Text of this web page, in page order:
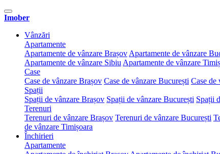
Imober
Vânzări
Apartamente
Apartamente de vânzare Brașov Apartamente de vânzare
Apartamente de vânzare Sibiu Apartamente de vânzare
Case
Case de vânzare Brașov Case de vânzare București Case de
Spații
Spații de vânzare Brașov Spații de vânzare București Spații
Terenuri
Terenuri de vânzare Brașov Terenuri de vânzare București
de vânzare Timișoara
Închirieri
Apartamente